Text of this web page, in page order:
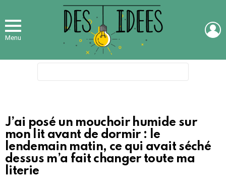
Menu
J’ai posé un mouchoir humide sur
mon lit avant de dormir : le
lendemain matin, ce qui avait séché
dessus m’a fait changer toute ma
literie